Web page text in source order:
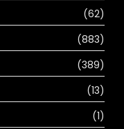
(62)
(883)
(389)
(13)
(1)